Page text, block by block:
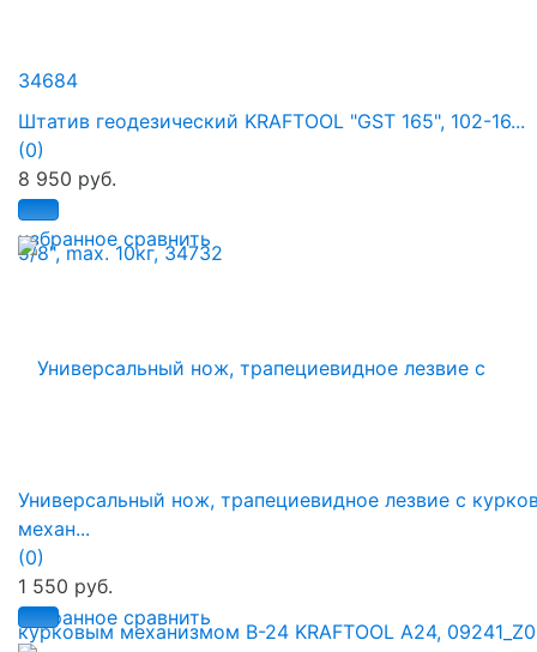
избранное сравнить
Штатив геодезический KRAFTOOL "GST 165", 102-16...
(0)
8 950 руб.
избранное сравнить
Универсальный нож, трапециевидное лезвие с
механ...
(0)
1 550 руб.